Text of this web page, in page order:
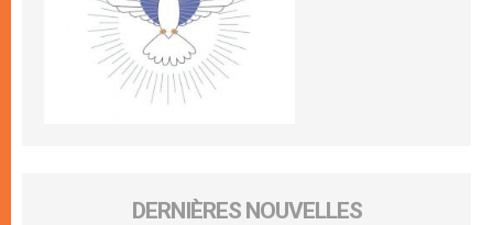
DERNIÈRES NOUVELLES